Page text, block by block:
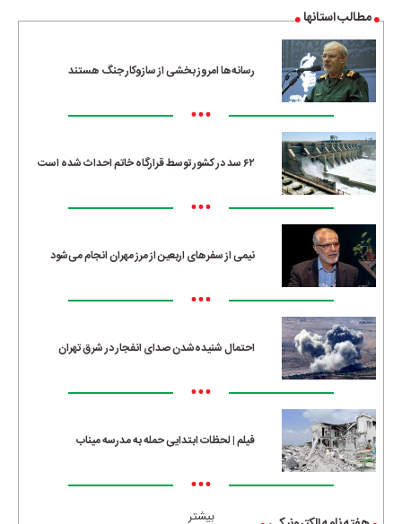
مطالب استانها
رسانه‌ها امروز بخشی از سازوکار جنگ هستند
•••
۶۲ سد در کشور توسط قرارگاه خاتم احداث شده است
•••
نیمی از سفرهای اربعین از مرز مهران انجام می‌شود
•••
احتمال شنیده‌شدن صدای انفجار در شرق تهران
•••
فیلم | لحظات ابتدایی حمله به مدرسه میناب
•••
بیشتر